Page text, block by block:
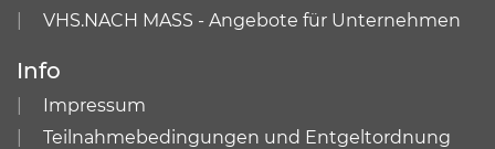
VHS.NACH MASS - Angebote für Unternehmen
Info
Impressum
Teilnahmebedingungen und Entgeltordnung